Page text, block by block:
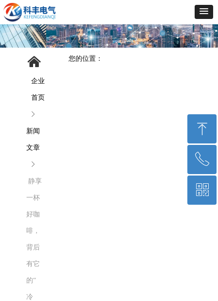
企业
首页
ꁕ
新闻
文章
ꁕ
静享
一杯
好咖
啡，
背后
有它
的“
冷
您的位置：
ꁸ
回到顶部
ꂅ
400-010-6659
ꀥ